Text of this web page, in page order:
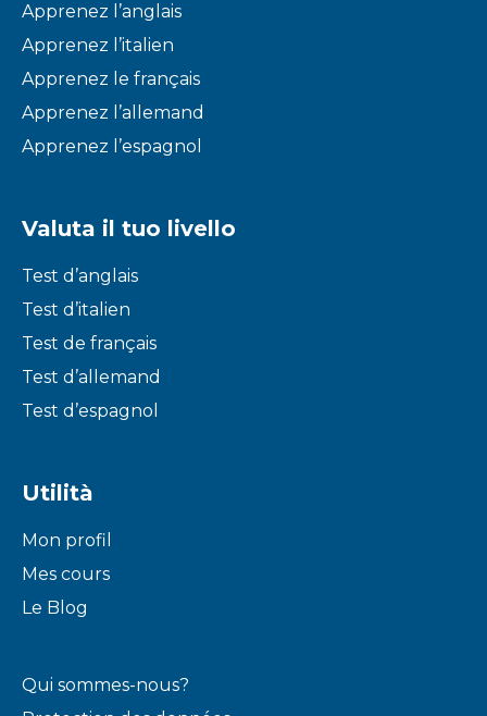
Apprenez l’anglais
Apprenez l’italien
Apprenez le français
Apprenez l’allemand
Apprenez l’espagnol
Valuta il tuo livello
Test d’anglais
Test d’italien
Test de français
Test d’allemand
Test d’espagnol
Utilità
Mon profil
Mes cours
Le Blog
Qui sommes-nous?